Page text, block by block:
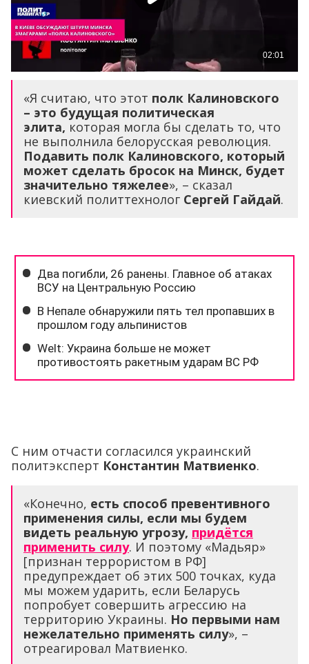
«Я считаю, что этот полк Калиновского
– это будущая политическая
элита, которая могла бы сделать то, что
не выполнила белорусская революция.
Подавить полк Калиновского, который
может сделать бросок на Минск, будет
значительно тяжелее», – сказал
киевский политтехнолог Сергей Гайдай.
С ним отчасти согласился украинский
политэксперт Константин Матвиенко.
«Конечно, есть способ превентивного
применения силы, если мы будем
видеть реальную угрозу, придётся
применить силу. И поэтому «Мадьяр»
[признан террористом в РФ]
предупреждает об этих 500 точках, куда
мы можем ударить, если Беларусь
попробует совершить агрессию на
территорию Украины. Но первыми нам
нежелательно применять силу», –
отреагировал Матвиенко.